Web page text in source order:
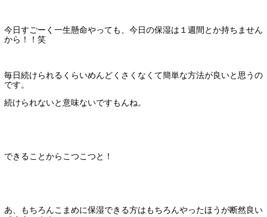
今日すごーく一生懸命やっても、今日の保湿は１週間とか持ちません
から！！笑
毎日続けられるくらいめんどくさくなくて簡単な方法が良いと思うの
です。
続けられないと意味ないですもんね。
できることからこつこつと！
あ、もちろんこまめに保湿できる方はもちろんやったほうが断然良い